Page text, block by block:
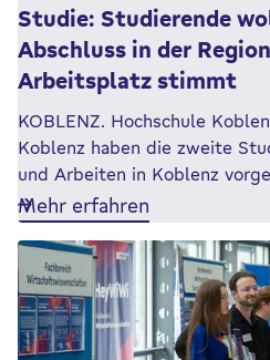
Studie: Studierende
Abschluss in der
Arbeitsplatz stimmt
KOBLENZ. Hochschule
Koblenz haben die zweite
und Arbeiten in Koblenz
Mehr erfahren